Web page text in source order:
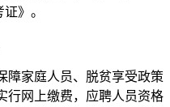
》。
障家庭人员、脱贫享受政策
行网上缴费，应聘人员资格